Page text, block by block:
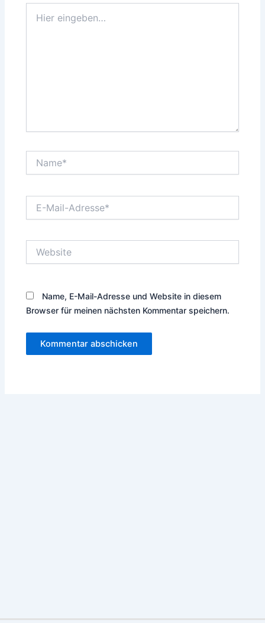
eingeben…
Mail-
Name, E-Mail-Adresse und Website in diesem
Browser für meinen nächsten Kommentar speichern.